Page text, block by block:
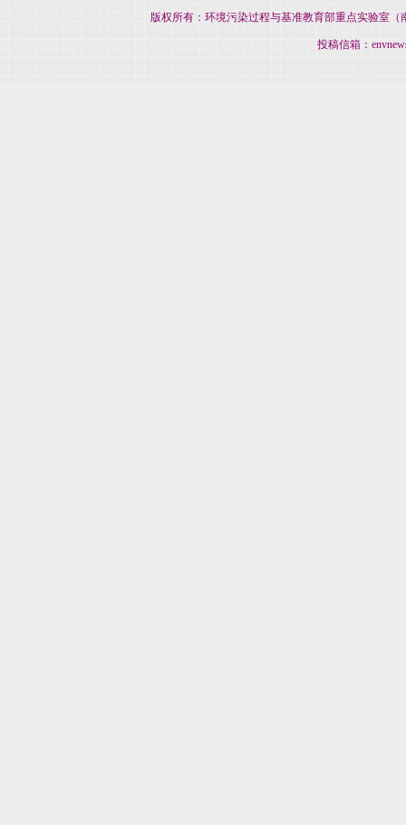
版权所有：环境污染过程与基准教育部重点实验室（
投稿信箱：